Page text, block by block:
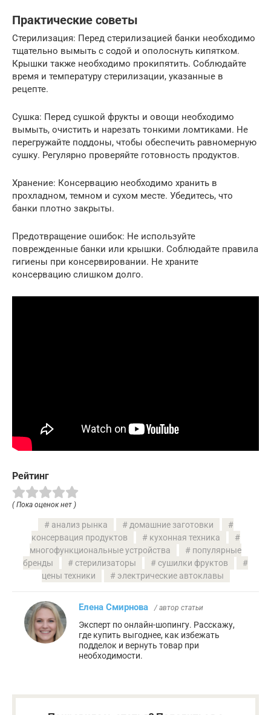
Практические советы
Стерилизация: Перед стерилизацией банки необходимо
тщательно вымыть с содой и ополоснуть кипятком.
Крышки также необходимо прокипятить. Соблюдайте
время и температуру стерилизации, указанные в
рецепте.
Сушка: Перед сушкой фрукты и овощи необходимо
вымыть, очистить и нарезать тонкими ломтиками. Не
перегружайте поддоны, чтобы обеспечить равномерную
сушку. Регулярно проверяйте готовность продуктов.
Хранение: Консервацию необходимо хранить в
прохладном, темном и сухом месте. Убедитесь, что
банки плотно закрыты.
Предотвращение ошибок: Не используйте
поврежденные банки или крышки. Соблюдайте правила
гигиены при консервировании. Не храните
консервацию слишком долго.
Рейтинг
( Пока оценок нет )
анализ рынка
домашние заготовки
консервация продуктов
кухонная техника
многофункциональные устройства
популярные
бренды
стерилизаторы
сушилки фруктов
цены техники
электрические автоклавы
Елена Смирнова / автор статьи
Эксперт по онлайн-шопингу. Расскажу,
где купить выгоднее, как избежать
подделок и вернуть товар при
необходимости.